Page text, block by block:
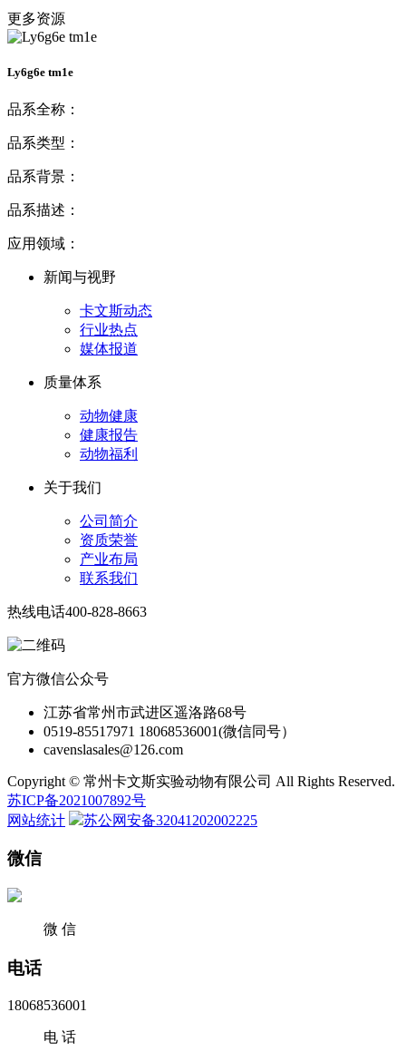
更多资源
Ly6g6e tm1e
品系全称：
品系类型：
品系背景：
品系描述：
应用领域：
新闻与视野
卡文斯动态
行业热点
媒体报道
质量体系
动物健康
健康报告
动物福利
关于我们
公司简介
资质荣誉
产业布局
联系我们
热线电话400-828-8663
官方微信公众号
江苏省常州市武进区遥洛路68号
0519-85517971 18068536001(微信同号）
cavenslasales@126.com
Copyright © 常州卡文斯实验动物有限公司 All Rights Reserved.
苏ICP备2021007892号
网站统计
苏公网安备32041202002225
微信
微 信
电话
18068536001
电 话